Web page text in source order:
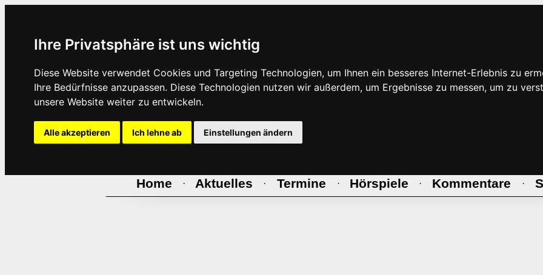
Ihre Privatsphäre ist uns wichtig
Diese Website verwendet Cookies und Targeting Technologien, um Ihnen ein besseres Internet-Erlebnis zu
Ihre Bedürfnisse anzupassen. Diese Technologien nutzen wir außerdem, um Ergebnisse zu messen, um zu
unsere Website weiter zu entwickeln.
Alle akzeptieren Ich lehne ab Einstellungen ändern
Home · Aktuelles · Termine · Hörspiele · Kommentare ·